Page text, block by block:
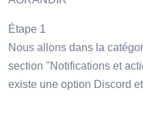
Étape 1
Nous allons dans la
section "Notifications et
existe une option Discord